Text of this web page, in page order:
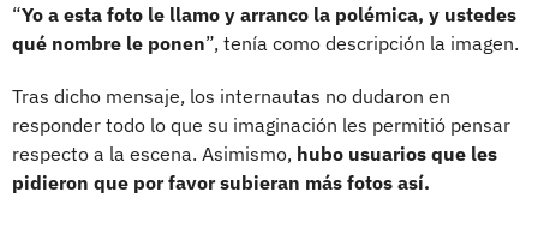
“Yo a esta foto le llamo y arranco la polémica, y ustedes
qué nombre le ponen”, tenía como descripción la imagen.
Tras dicho mensaje, los internautas no dudaron en
responder todo lo que su imaginación les permitió pensar
respecto a la escena. Asimismo, hubo usuarios que les
pidieron que por favor subieran más fotos así.